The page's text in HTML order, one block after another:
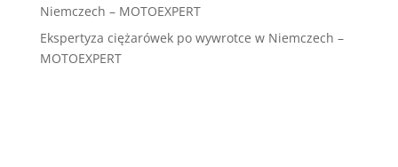
Niemczech – MOTOEXPERT
Ekspertyza ciężarówek po wywrotce w Niemczech –
MOTOEXPERT